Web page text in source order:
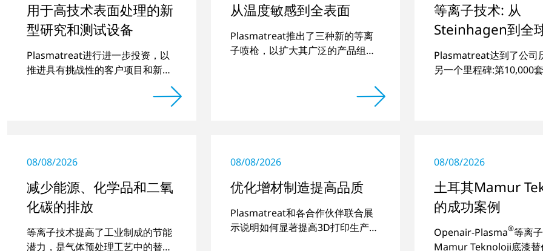
用于高技术表面处理的新
型研究和测试设备
Plasmatreat进行进一步投资，以
推进具有挑战性的客户项目和新开
从温度敏感到全表面
Plasmatreat推出了三种新的等离
子喷枪，以扩大其广泛的产品组
等离子技术: 从
Steinhagen到全
程
Plasmatreat达到了公司
另一个里程碑:第10,000
08/08/2026
减少能源、化学品和二氧
化碳的排放
等离子技术提高了工业制成的节能
潜力，是气体预处理工艺中的替代
08/08/2026
优化增材制造提高品质
Plasmatreat和各合作伙伴联合展
示说明如何显著提高3D打印生产部
08/08/2026
土耳其Mamur
的成功案例
Openair-Plasma®等离
Mamur Teknoloji底漆替